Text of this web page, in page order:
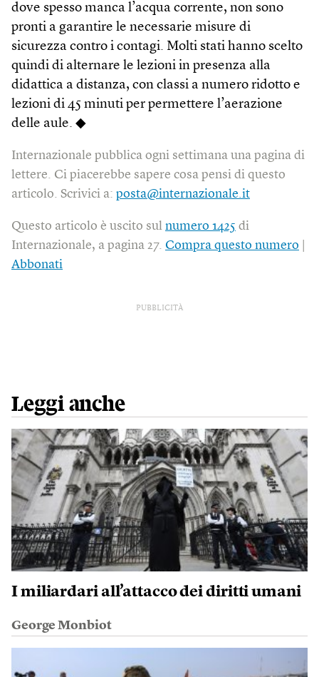
dove spesso manca l’acqua corrente, non sono
pronti a garantire le necessarie misure di
sicurezza contro i contagi. Molti stati hanno scelto
quindi di alternare le lezioni in presenza alla
didattica a distanza, con classi a numero ridotto e
lezioni di 45 minuti per permettere l’aerazione
delle aule. ◆
Internazionale pubblica ogni settimana una pagina di
lettere. Ci piacerebbe sapere cosa pensi di questo
articolo. Scrivici a: posta@internazionale.it
Questo articolo è uscito sul numero 1425 di
Internazionale, a pagina 27. Compra questo numero
Abbonati
PUBBLICITÀ
Leggi anche
I miliardari all’attacco dei diritti umani
George Monbiot